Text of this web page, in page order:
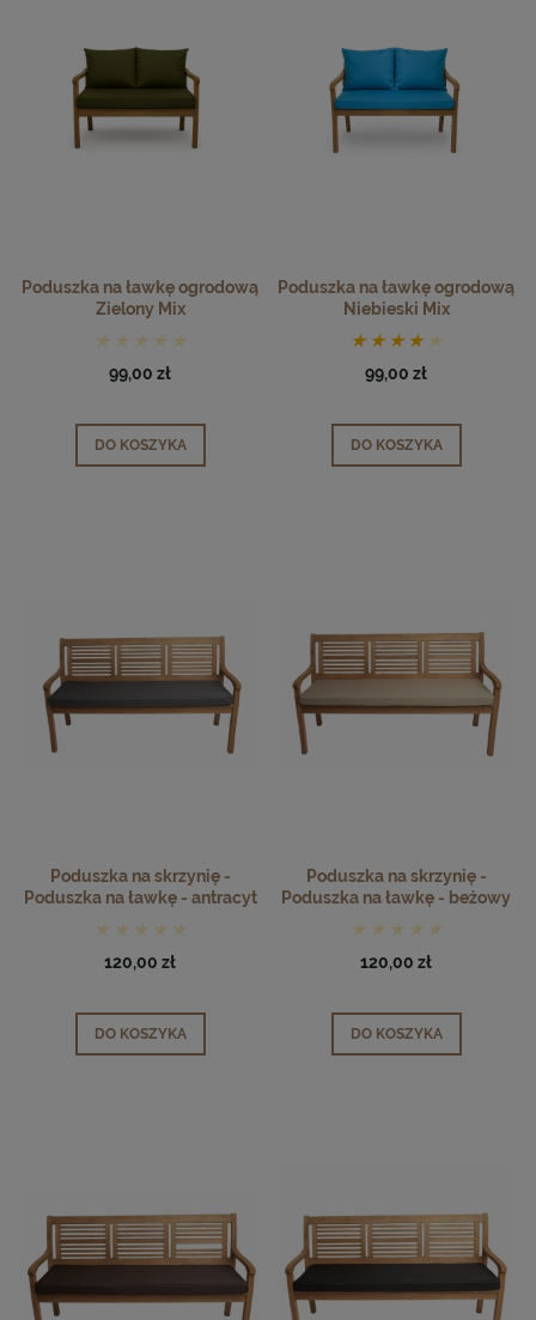
Poduszka na ławkę ogrodową
Zielony Mix
99,00 zł
DO KOSZYKA
Poduszka na ławkę ogrodową
Niebieski Mix
99,00 zł
DO KOSZYKA
Poduszka na skrzynię -
Poduszka na ławkę - antracyt
120,00 zł
DO KOSZYKA
Poduszka na skrzynię -
Poduszka na ławkę - beżowy
120,00 zł
DO KOSZYKA